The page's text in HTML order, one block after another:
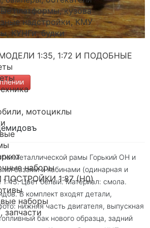
платформы, кузова
надстройки, КМУ
КУНГи, будки
1:35, 1:72 И ПОДОБНЫЕ
мотоциклы
наборы
ПОСТРОЙКИ 1:87 (H0)
наборы
запчасти
металлической рамы Горький ОН и
базами и кабинами (одинарная и
Цвет белый. Материал: смола.
В комплект входят детали,
нижняя часть двигателя, выпускная
бак нового образца, задний